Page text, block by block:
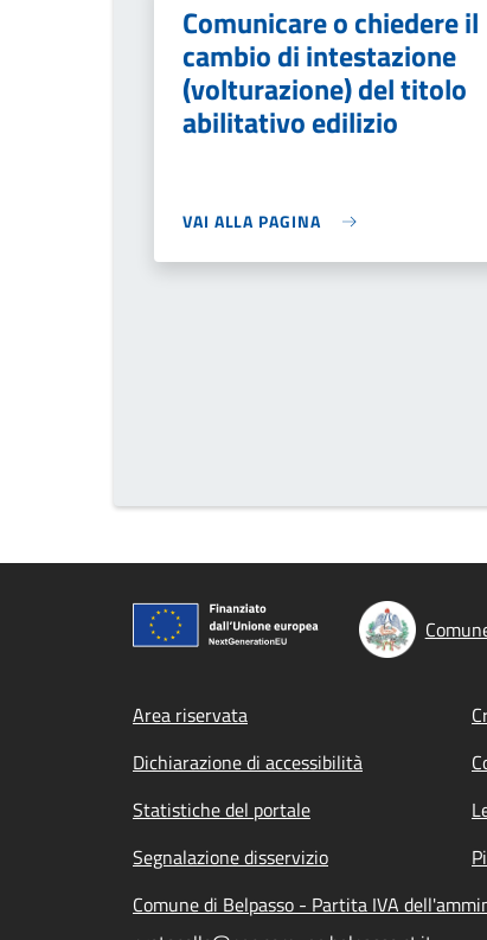
Comunicare o chiedere il
cambio di intestazione
(volturazione) del titolo
abilitativo edilizio
VAI ALLA PAGINA
Footer menu
Area riservata
Dichiarazione di accessibilità
Statistiche del portale
Segnalazione disservizio
Comune di Belpasso - Partita IVA